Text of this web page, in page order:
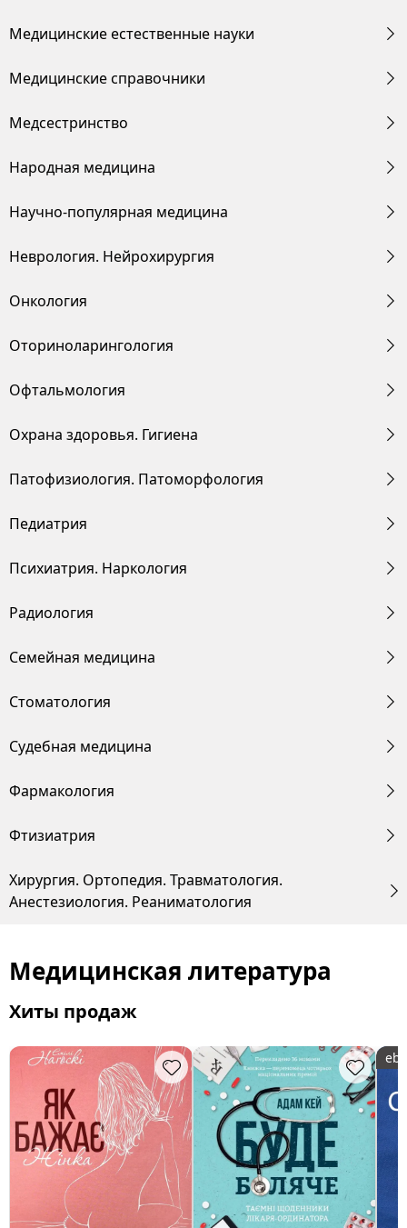
Медицинские естественные науки
Медицинские справочники
Медсестринство
Народная медицина
Научно-популярная медицина
Неврология. Нейрохирургия
Онкология
Оториноларингология
Офтальмология
Охрана здоровья. Гигиена
Патофизиология. Патоморфология
Педиатрия
Психиатрия. Наркология
Радиология
Семейная медицина
Стоматология
Судебная медицина
Фармакология
Фтизиатрия
Хирургия. Ортопедия. Травматология.
Анестезиология. Реаниматология
Медицинская литература
Хиты продаж